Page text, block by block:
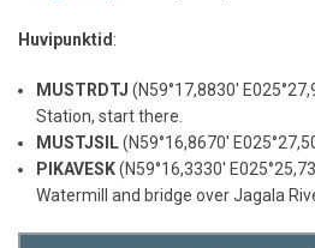
Huvipunktid :
MUSTRDTJ (N59°17,8830'
Station, start there.
MUSTJSIL(N59°16,8670'
PIKAVESK(N59°16,3330'
Watermill and bridge over Jagala